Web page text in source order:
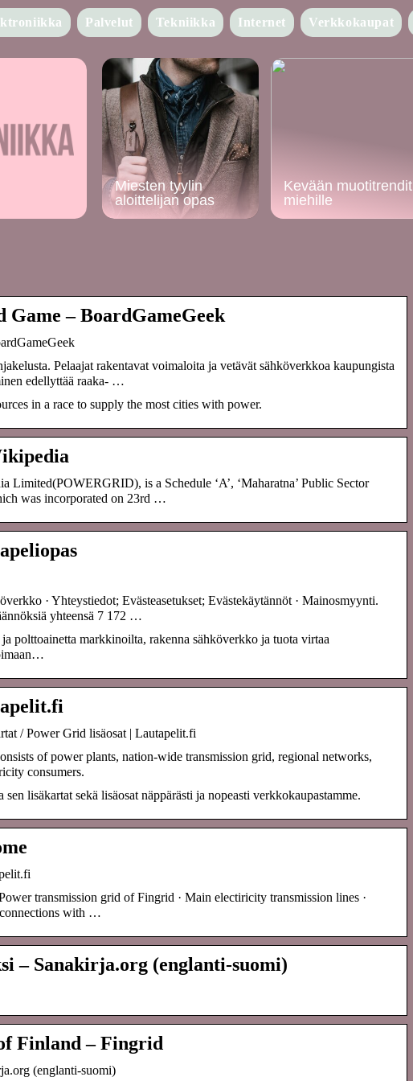
Palvelut Tekniikka Internet Verkkokaupat
Miesten tyylin
aloittelijan opas
Kevään muotitrendit
miehille
– BoardGameGeek
Pelaajat rakentavat voimaloita ja vetävät sähköverkkoa kaupungista
edellyttää raaka- …
in a race to supply the most cities with power.
Limited(POWERGRID), is a Schedule ‘A’, ‘Maharatna’ Public Sector
was incorporated on 23rd …
· Yhteystiedot; Evästeasetukset; Evästekäytännöt · Mainosmyynti.
yhteensä 7 172 …
polttoainetta markkinoilta, rakenna sähköverkko ja tuota virtaa
/ Power Grid lisäosat | Lautapelit.fi
of power plants, nation-wide transmission grid, regional networks,
consumers.
lisäkartat sekä lisäosat näppärästi ja nopeasti verkkokaupastamme.
transmission grid of Fingrid · Main electiricity transmission lines ·
with …
– Sanakirja.org (englanti-suomi)
Finland – Fingrid
(englanti-suomi)